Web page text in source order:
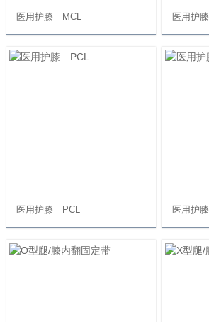
医用护膝 MCL 医用护
医用护膝 PCL 医用护